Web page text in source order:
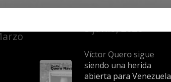
humanidad y justicia
5 junio, 2026
Víctor Quero sigue
siendo una herida
abierta para Venezuela